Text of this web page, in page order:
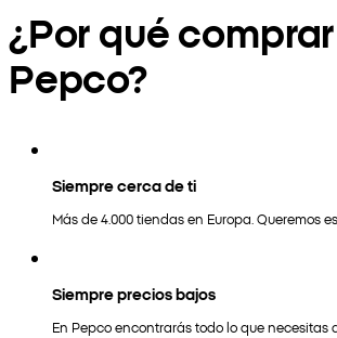
¿Por qué
Pepco?
Siempre cerca de ti
Más de 4.000 tiendas en Europa. Queremos
Siempre precios bajos
En Pepco encontrarás todo lo que necesitas